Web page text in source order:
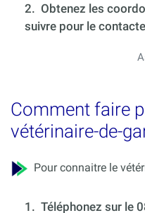
2. Obtenez les
suivre pour le
Comment faire
vétérinaire-de-
Pour connaitre le
1. Téléphonez sur le